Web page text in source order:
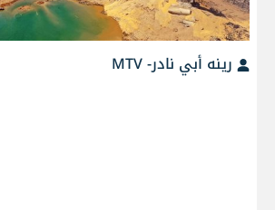
رينه أبي نادر- MTV